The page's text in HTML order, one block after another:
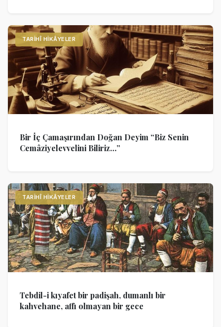
TARIHÎ HIKÂYELER
Bir İç Çamaşırından Doğan Deyim “Biz Senin
Cemâziyelevvelini Biliriz…”
TARIHÎ HIKÂYELER
Tebdil-i kıyafet bir padişah, dumanlı bir
kahvehane, affı olmayan bir gece